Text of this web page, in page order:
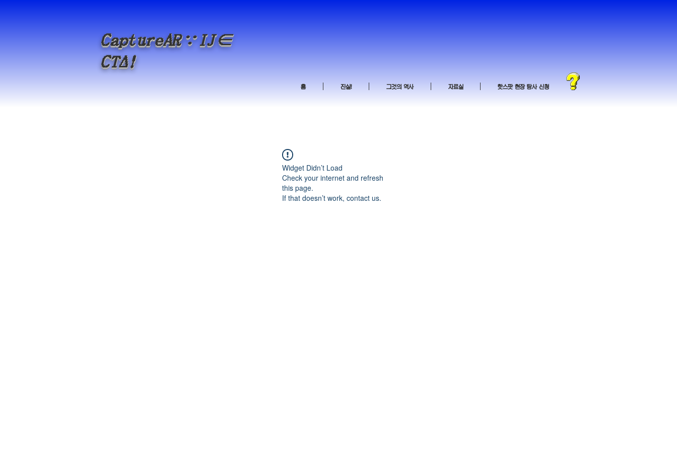
CaptureAR∵IJ∈
CTΔ!
홈 진실! 그것의 역사 자료실 핫스팟 현장 탐사 신청
Widget Didn’t Load
Check your internet and refresh
this page.
If that doesn’t work, contact us.